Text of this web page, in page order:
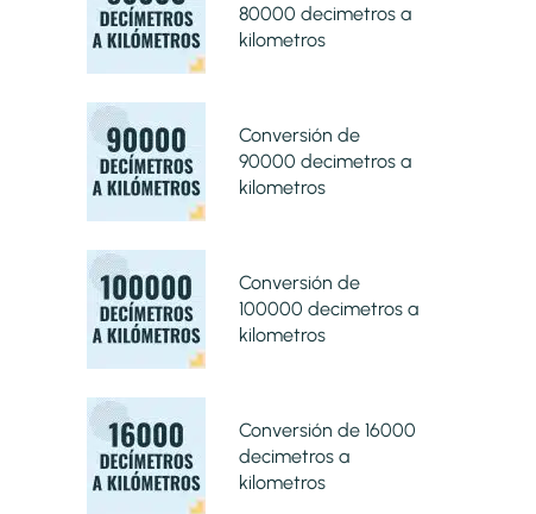
80000 decimetros a
kilometros
Conversión de
90000 decimetros a
kilometros
Conversión de
100000 decimetros a
kilometros
Conversión de 16000
decimetros a
kilometros